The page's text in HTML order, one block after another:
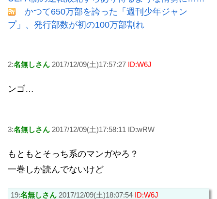
かつて650万部を誇った「週刊少年ジャン
プ」、発行部数が初の100万部割れ
2:名無しさん 2017/12/09(土)17:57:27 ID:W6J
ンゴ…
3:名無しさん 2017/12/09(土)17:58:11 ID:wRW
もともとそっち系のマンガやろ？
一巻しか読んでないけど
19:名無しさん 2017/12/09(土)18:07:54 ID:W6J